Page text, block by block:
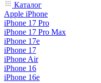
Каталог
Apple iPhone
iPhone 17 Pro
iPhone 17 Pro Max
iPhone 17e
iPhone 17
iPhone Air
iPhone 16
iPhone 16e